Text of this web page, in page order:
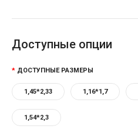
Доступные опции
ДОСТУПНЫЕ РАЗМЕРЫ
1,45*2,33 1,16*1,7
1,54*2,3